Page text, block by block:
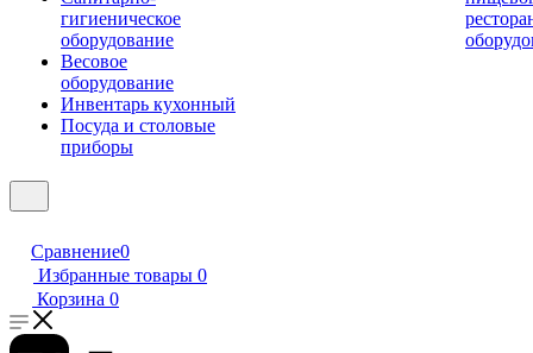
гигиеническое
оборудование
Весовое
оборудование
Инвентарь кухонный
Посуда и столовые
приборы
Сравнение0
Избранные товары 0
Корзина 0